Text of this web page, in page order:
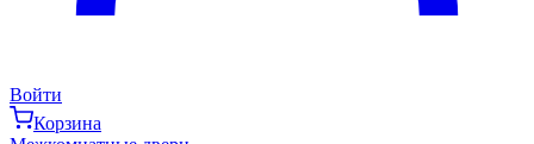
Войти
Корзина